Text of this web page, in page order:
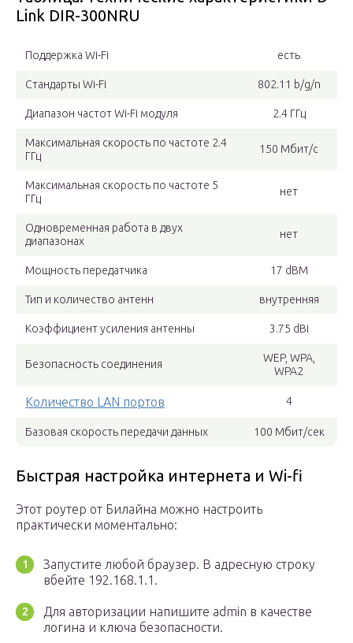
Link DIR-300NRU
Поддержка Wi-Fi есть
Стандарты Wi-Fi 802.11 b/g/n
Диапазон частот Wi-Fi модуля 2.4 ГГц
Максимальная скорость по частоте 2.4
ГГц
150 Мбит/с
Максимальная скорость по частоте 5
ГГц
нет
Одновременная работа в двух
диапазонах
нет
Мощность передатчика 17 dBM
Тип и количество антенн внутренняя
Коэффициент усиления антенны 3.75 dBi
Безопасность соединения
WEP, WPA,
WPA2
Количество LAN портов 4
Базовая скорость передачи данных 100 Мбит/сек
Быстрая настройка интернета и Wi-fi
Этот роутер от Билайна можно настроить
практически моментально:
Запустите любой браузер. В адресную строку
вбейте 192.168.1.1.
Для авторизации напишите admin в качестве
логина и ключа безопасности.